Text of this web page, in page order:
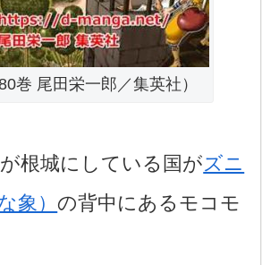
巻 尾田栄一郎／集英社）
根城にしている国がズニ
象）の背中にあるモコモ